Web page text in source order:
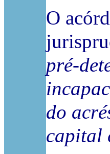
O
pré-
do
capital